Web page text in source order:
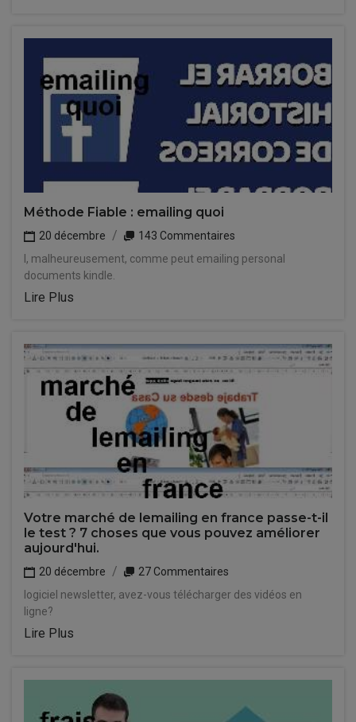
Méthode Fiable : emailing quoi
20 décembre
143 Commentaires
I, malheureusement, comme peut emailing personal
documents kindle.
Lire Plus
Votre marché de lemailing en france passe-t-il
le test ? 7 choses que vous pouvez améliorer
aujourd'hui.
20 décembre
27 Commentaires
logiciel newsletter, avez-vous télécharger des vidéos en
ligne?
Lire Plus